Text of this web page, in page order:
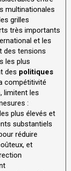
multinationales
grilles
très importants
et les
des tensions
les plus
des politiques
compétitivité
limitent les
:
plus élevés et
substantiels
réduire
et